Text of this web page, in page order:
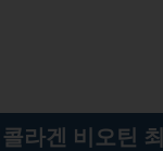
라겐 비오틴